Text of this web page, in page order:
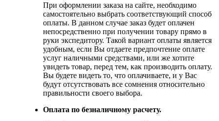
При оформлении заказа на сайте, необходимо
самостоятельно выбрать соответствующий способ
оплаты. В данном случае заказ будет оплачен
непосредственно при получении товару прямо в
руки экспедитору. Такой вариант оплаты является
удобным, если Вы отдаете предпочтение оплате
услуг наличными средствами, или же хотите
увидеть товар, перед тем, как производить оплату.
Вы будете видеть то, что оплачиваете, и у Вас
будут отсутствовать все сомнения относительно
правильности своего выбора.
Оплата по безналичному расчету.